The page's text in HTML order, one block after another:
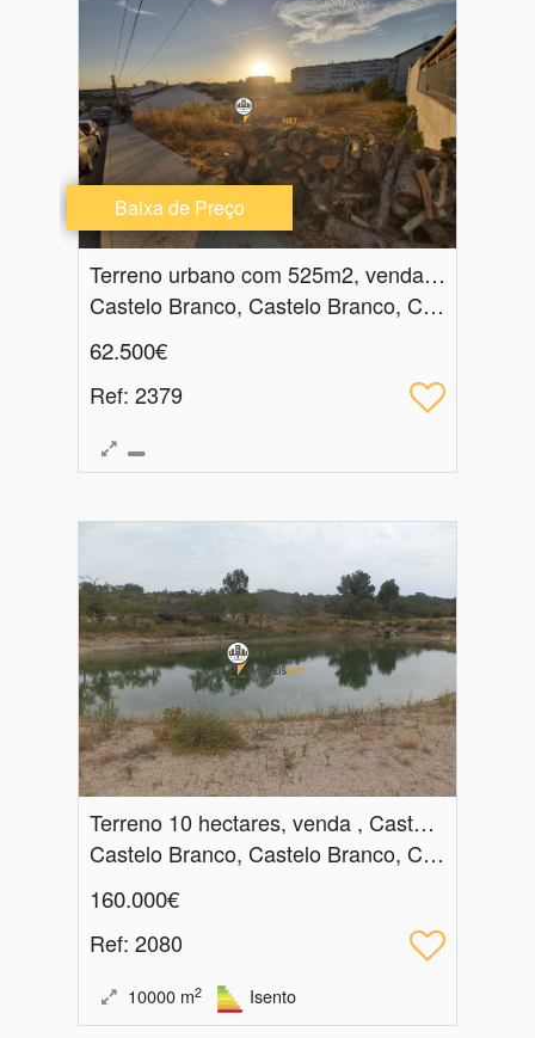
Baixa de Preço
Terreno urbano com 525m2, venda, Castelo Branco
Castelo Branco, Castelo Branco, Castelo Branco
62.500€
Ref: 2379
Terreno 10 hectares, venda , Castelo Branco
Castelo Branco, Castelo Branco, Castelo Branco
160.000€
Ref: 2080
10000 m2 Isento